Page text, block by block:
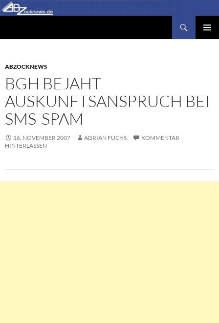
Zum
Inhalt
ABZOCKNEWS
BGH BEJAHT
AUSKUNFTSANSPRUCH BEI
SMS-SPAM
16. NOVEMBER 2007 ADRIAN FUCHS
KOMMENTAR
HINTERLASSEN